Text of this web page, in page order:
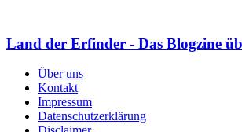
Land der Erfinder - Das Blogzine
Über uns
Kontakt
Impressum
Datenschutzerklärung